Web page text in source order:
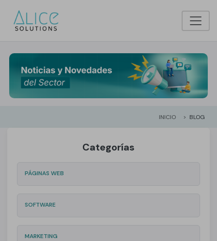
INICIO BLOG
Categorías
PÁGINAS WEB
SOFTWARE
MARKETING